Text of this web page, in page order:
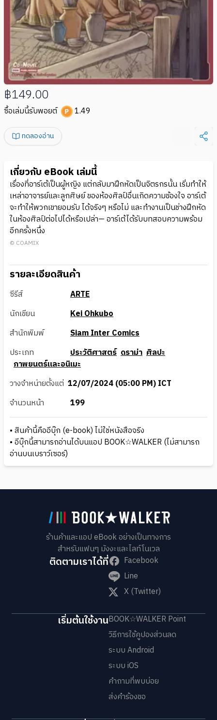
฿149.00
ซื้อเล่มนี้รับพอยต์ 1.49
ทดลองอ่าน
เกี่ยวกับ eBook เล่มนี้
เรื่องที่อาร์เต้เป็นผู้หญิง แต่กลับมาฝึกหัดเป็นจิตรกรนั้น เริ่มทำให้
เหล่าอาจารย์และลูกศิษย์ ของห้องศิลป์อื่นเกิดความข้องใจ อาร์เต้
จะทำให้พวกเขายอมรับ ได้จริงๆ หรือไม่ และทำงานเป็นช่างฝึกหัด
ในห้องศิลป์ต่อไปได้หรือเปล่า— อาร์เต้ได้รับบทสอบความพร้อม
อีกครั้งหนึ่ง
© COAMIX
รายละเอียดสินค้า
ซีรีส์
ARTE
นักเขียน
Kei Ohkubo
สำนักพิมพ์
Siam Inter Comics
ประเภท
ประวัติศาสตร์ ดราม่า ศิลปะ
ภาพยนตร์และอนิเมะ
วางจำหน่ายตั้งแต่ 12/07/2024 (05:00 PM) ICT
จำนวนหน้า
199
• สินค้านี้คืออีบุ๊ก (e-book) ไม่ใช่หนังสือจริง
• อีบุ๊กนี้สามารถอ่านได้บนแอป BOOK☆WALKER (ไม่สามารถ
อ่านบนเบราว์เซอร์)
ร้านค้าและแอป eBook อย่างเป็นทางการ
สำหรับแฟนๆ มังงะและไลท์โนเวล
ติดตามเราได้ที่
Facebook
Line
X (Twitter)
เริ่มต้นใช้งานBOOK☆WALKER Point
วิธีการใช้คูปองส่วนลด
ระบบ Android
ระบบ iOS
คำถามที่พบบ่อย
ส่งคำร้องขอ